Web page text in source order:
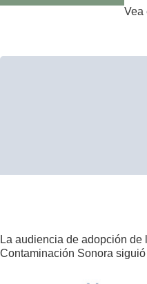
Vea
La audiencia de adopción
Contaminación Sonora